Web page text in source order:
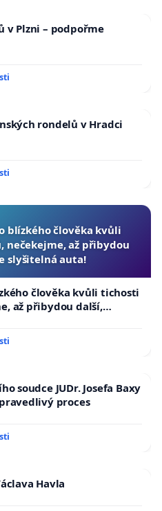
v Plzni – podpořme
rondelů v Hradci
blízkého člověka kvůli
až přibydou
slyšitelná auta!
člověka kvůli tichosti
až přibydou další,
soudce JUDr. Josefa Baxy
proces
Havla